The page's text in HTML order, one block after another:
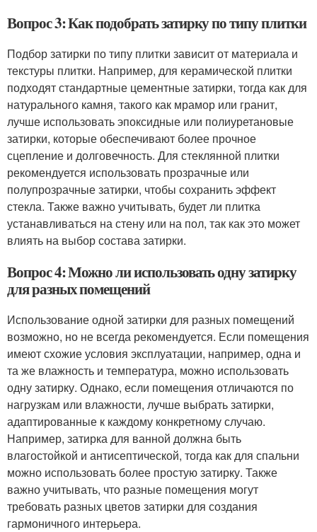
Вопрос 3: Как подобрать затирку по типу плитки
Подбор затирки по типу плитки зависит от материала и
текстуры плитки. Например, для керамической плитки
подходят стандартные цементные затирки, тогда как для
натурального камня, такого как мрамор или гранит,
лучше использовать эпоксидные или полиуретановые
затирки, которые обеспечивают более прочное
сцепление и долговечность. Для стеклянной плитки
рекомендуется использовать прозрачные или
полупрозрачные затирки, чтобы сохранить эффект
стекла. Также важно учитывать, будет ли плитка
устанавливаться на стену или на пол, так как это может
влиять на выбор состава затирки.
Вопрос 4: Можно ли использовать одну затирку
для разных помещений
Использование одной затирки для разных помещений
возможно, но не всегда рекомендуется. Если помещения
имеют схожие условия эксплуатации, например, одна и
та же влажность и температура, можно использовать
одну затирку. Однако, если помещения отличаются по
нагрузкам или влажности, лучше выбрать затирки,
адаптированные к каждому конкретному случаю.
Например, затирка для ванной должна быть
влагостойкой и антисептической, тогда как для спальни
можно использовать более простую затирку. Также
важно учитывать, что разные помещения могут
требовать разных цветов затирки для создания
гармоничного интерьера.